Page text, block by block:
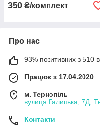
350 ₴/комплект
Про нас
93% позитивних з 510
Працює з 17.04.2020
м. Тернопіль
вулиця Галицька, 7Д,
Контакти